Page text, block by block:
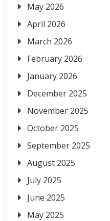
May 2026
April 2026
March 2026
February 2026
January 2026
December 2025
November 2025
October 2025
September 2025
August 2025
July 2025
June 2025
May 2025